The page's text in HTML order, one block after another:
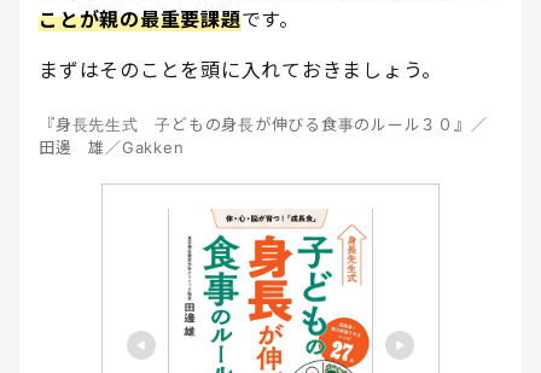
ことが親の最重要課題です。
まずはそのことを頭に入れておきましょう。
『身長先生式 子どもの身長が伸びる食事のルール３０』／
田邊 雄／Gakken